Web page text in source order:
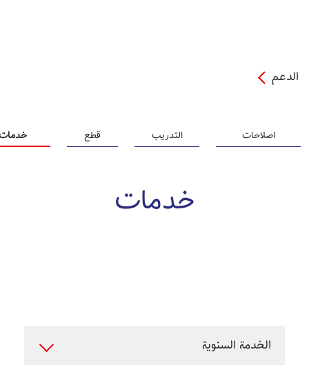
الدعم
خدمات
اصلاحات التدریب قطع
الخدمة السنوية